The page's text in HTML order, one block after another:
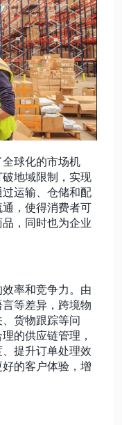
球化的市场机
地域限制，实现
运输、仓储和配
，使得消费者可
，同时也为企业
率和竞争力。由
等差异，跨境物
货物跟踪等问
的供应链管理，
提升订单处理效
的客户体验，增